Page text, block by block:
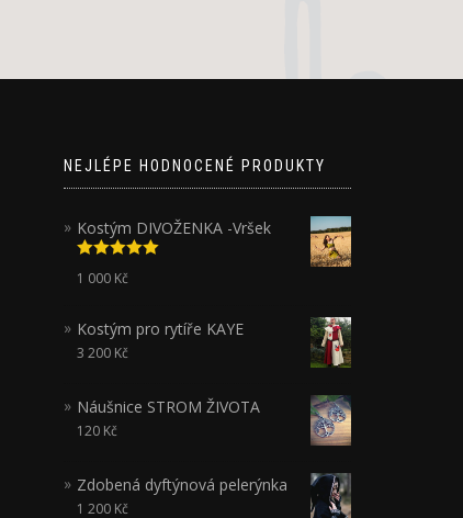
NEJLÉPE HODNOCENÉ PRODUKTY
Kostým DIVOŽENKA -Vršek
Hodnocení
5.00z 5
1 000 Kč
Kostým pro rytíře KAYE
3 200 Kč
Náušnice STROM ŽIVOTA
120 Kč
Zdobená dyftýnová pelerýnka
1 200 Kč